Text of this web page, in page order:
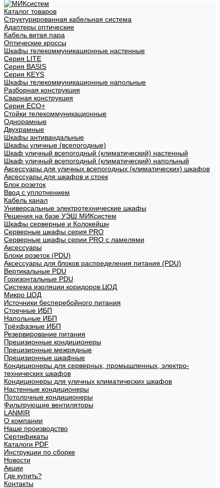
Каталог товаров
Структурированная кабельная система
Адаптеры оптические
Кабель витая пара
Оптические кроссы
Шкафы телекоммуникационные настенные
Cерия LITE
Cерия BASIS
Cерия KEYS
Шкафы телекоммуникационные напольные
Разборная конструкция
Сварная конструкция
Серия ECO+
Стойки телекоммуникационные
Однорамные
Двухрамные
Шкафы антивандальные
Шкафы уличные (всепогодные)
Шкаф уличный всепогодный (климатический) настенный
Шкаф уличный всепогодный (климатический) напольный
Аксессуары для уличных всепогодных (климатических) шкафов
Аксессуары для шкафов и стоек
Блок розеток
Ввод с уплотнением
Кабель канал
Универсальные электротехнические шкафы
Решения на базе УЭШ МИКсистем
Шкафы серверные и Колокейшн
Серверные шкафы серия PRO
Серверные шкафы серии PRO с ламелями
Аксессуары
Блоки розеток (PDU)
Аксессуары для блоков распределения питания (PDU)
Вертикальные PDU
Горизонтальные PDU
Система изоляции коридоров ЦОД
Микро ЦОД
Источники бесперебойного питания
Стоечные ИБП
Напольные ИБП
Трёхфазные ИБП
Резервирование питания
Прецизионные кондиционеры
Прецизионные межрядные
Прецизионные шкафные
Кондиционеры для серверных, промышленных, электро-
технических шкафов
Кондиционеры для уличных климатических шкафов
Настенные кондиционеры
Потолочные кондиционеры
Фильтрующие вентиляторы
LANMIR
О компании
Наше производство
Сертификаты
Каталоги PDF
Инструкции по сборке
Новости
Акции
Где купить?
Контакты